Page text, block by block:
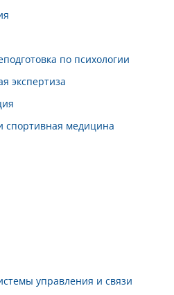
по психологии
экспертиза
спортивная медицина
управления и связи